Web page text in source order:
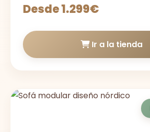
Desde 1.299€
Ir a la tienda